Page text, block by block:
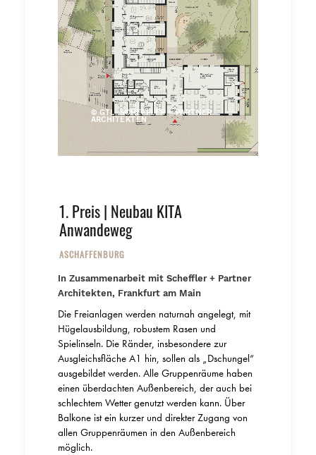
© GTL, SCHEFFLER + PARTNER
ARCHITEKTEN
1. Preis | Neubau KITA
Anwandeweg
ASCHAFFENBURG
In Zusammenarbeit mit Scheffler + Partner
Architekten, Frankfurt am Main
Die Freianlagen werden naturnah angelegt, mit
Hügelausbildung, robustem Rasen und
Spielinseln. Die Ränder, insbesondere zur
Ausgleichsfläche A1 hin, sollen als „Dschungel“
ausgebildet werden. Alle Gruppenräume haben
einen überdachten Außenbereich, der auch bei
schlechtem Wetter genutzt werden kann. Über
Balkone ist ein kurzer und direkter Zugang von
allen Gruppenräumen in den Außenbereich
möglich.